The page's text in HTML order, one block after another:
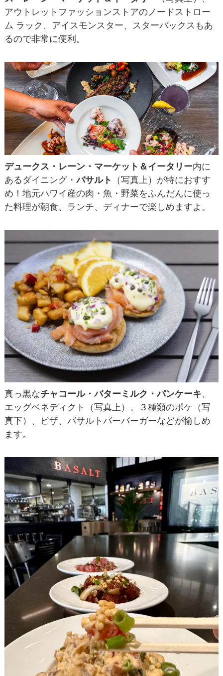
アウトレットファッションストアのノードストロー
ム ラック、アイスモンスター、スターバックスもあ
るので非常に便利。
デュークス・レーン・マーケット＆イータリー内に
あるダイニング・バサルト
（写真上）が特におすす
め！地元ハワイ産の肉・魚・野菜をふんだんに使っ
た料理が朝食、ランチ、ディナーで楽しめますよ。
真っ黒なチャコール・バターミルク・パンケーキ、
エッグベネディクト（写真上）、３種類のポケ（写
真下）、ピザ、バサルトバーバーガーなどが愉しめ
ます。